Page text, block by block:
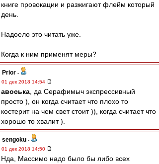
книге провокации и разжигают флейм который
день.
Надоело это читать уже.
Когда к ним применят меры?
Prior -
01 дек 2018 14:54
авоська , да Серафимыч экспрессивный
просто ), он когда считает что плохо то
костерит на чем свет стоит )), когда считает что
хорошо то хвалит ).
sengoku -
01 дек 2018 14:50
Нда, Массимо надо было бы либо всех